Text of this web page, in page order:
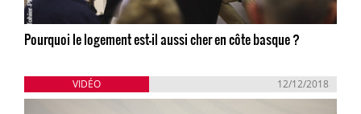
Pourquoi le logement est-il aussi cher en côte basque ?
VIDÉO 12/12/2018